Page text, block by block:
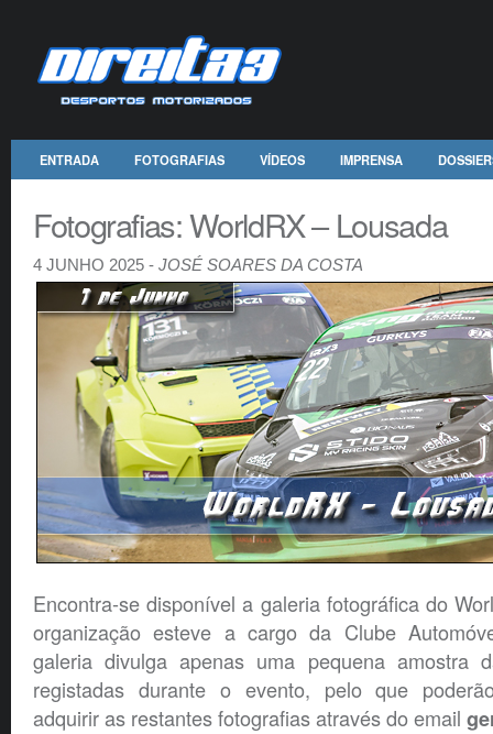
ENTRADA FOTOGRAFIAS VÍDEOS IMPRENSA
Fotografias: WorldRX – Lousada
4 JUNHO 2025 - JOSÉ SOARES DA COSTA
Encontra-se disponível a galeria fotográfica do
organização esteve a cargo da Clube
galeria divulga apenas uma pequena amostra
registadas durante o evento, pelo que
adquirir as restantes fotografias através do email